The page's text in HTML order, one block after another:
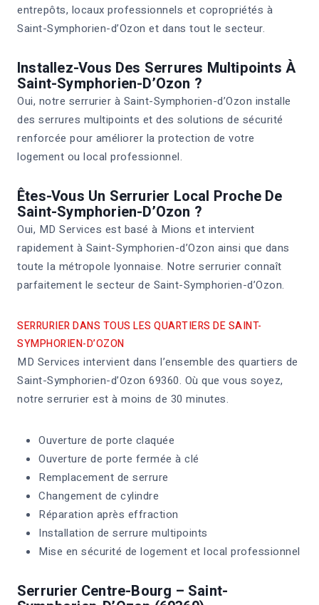
entrepôts, locaux professionnels et copropriétés à
Saint-Symphorien-d’Ozon et dans tout le secteur.
Installez-Vous Des Serrures Multipoints À
Saint-Symphorien-D’Ozon ?
Oui, notre serrurier à Saint-Symphorien-d’Ozon installe
des serrures multipoints et des solutions de sécurité
renforcée pour améliorer la protection de votre
logement ou local professionnel.
Êtes-Vous Un Serrurier Local Proche De
Saint-Symphorien-D’Ozon ?
Oui, MD Services est basé à Mions et intervient
rapidement à Saint-Symphorien-d’Ozon ainsi que dans
toute la métropole lyonnaise. Notre serrurier connaît
parfaitement le secteur de Saint-Symphorien-d’Ozon.
SERRURIER DANS TOUS LES QUARTIERS DE SAINT-
SYMPHORIEN-D’OZON
MD Services intervient dans l’ensemble des quartiers de
Saint-Symphorien-d’Ozon 69360. Où que vous soyez,
notre serrurier est à moins de 30 minutes.
Ouverture de porte claquée
Ouverture de porte fermée à clé
Remplacement de serrure
Changement de cylindre
Réparation après effraction
Installation de serrure multipoints
Mise en sécurité de logement et local professionnel
Serrurier Centre-Bourg – Saint-